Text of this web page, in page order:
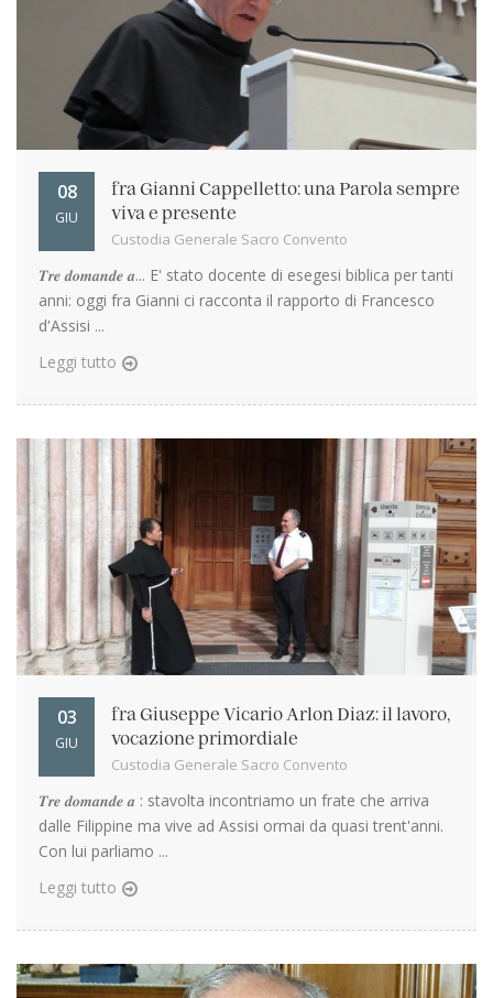
08
GIU
fra Gianni Cappelletto: una Parola sempre
viva e presente
Custodia Generale Sacro Convento
𝑻𝒓𝒆 𝒅𝒐𝒎𝒂𝒏𝒅𝒆 𝒂... E' stato docente di esegesi biblica per tanti
anni: oggi fra Gianni ci racconta il rapporto di Francesco
d'Assisi ...
Leggi tutto
03
GIU
fra Giuseppe Vicario Arlon Diaz: il lavoro,
vocazione primordiale
Custodia Generale Sacro Convento
𝑻𝒓𝒆 𝒅𝒐𝒎𝒂𝒏𝒅𝒆 𝒂 : stavolta incontriamo un frate che arriva
dalle Filippine ma vive ad Assisi ormai da quasi trent'anni.
Con lui parliamo ...
Leggi tutto